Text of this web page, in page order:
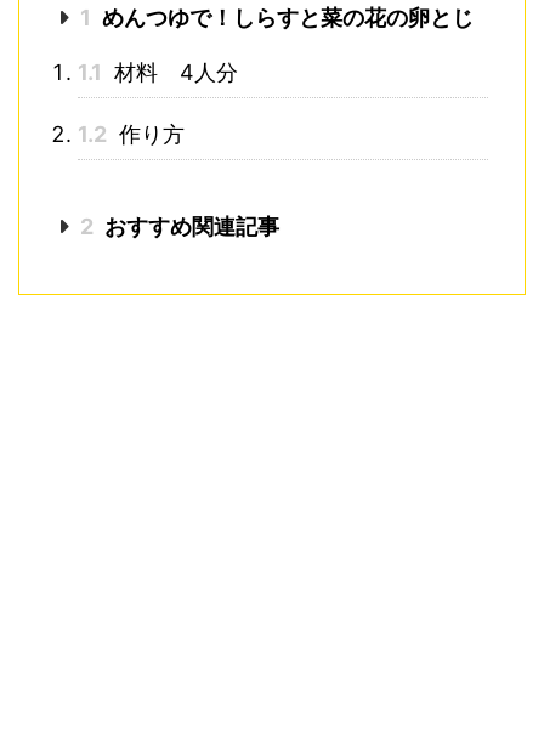
1 めんつゆで！しらすと菜の花の卵とじ
1.1 材料 4人分
1.2 作り方
2 おすすめ関連記事